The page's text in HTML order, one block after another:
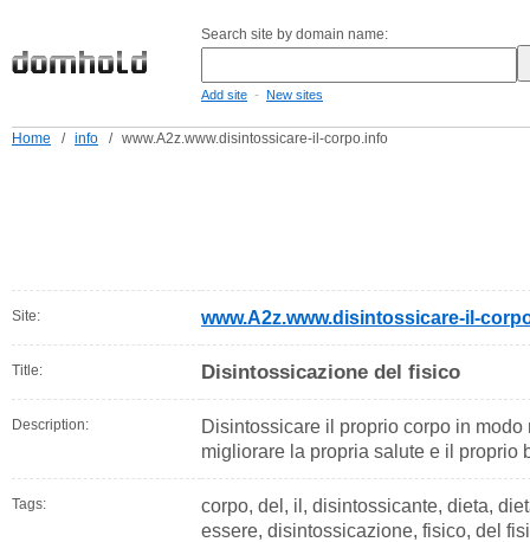
Search site by domain name:
Add site - New sites
Home / info / www.A2z.www.disintossicare-il-corpo.info
Site: www.A2z.www.disintossicare-il-
Title: Disintossicazione del fisico
Description:
Disintossicare il proprio corpo in
migliorare la propria salute e il proprio
Tags:
corpo, del, il, disintossicante, dieta,
essere, disintossicazione, fisico, del